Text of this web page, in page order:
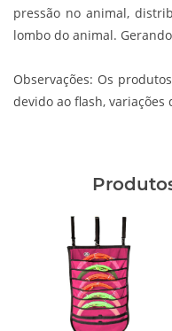
pressão no animal,
lombo do animal.
Observações: Os
devido ao flash,